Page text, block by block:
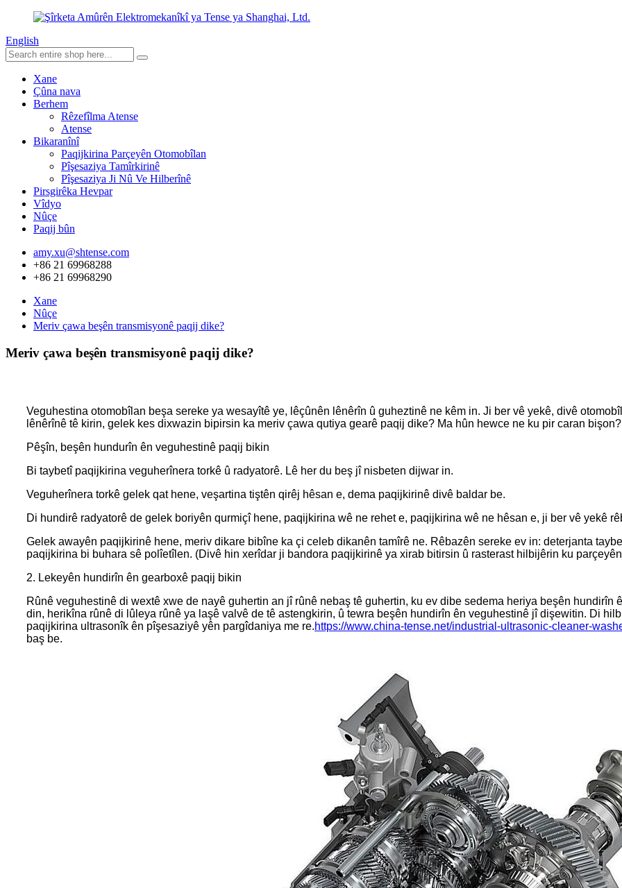
English
Xane
Çûna nava
Berhem
Rêzefîlma Atense
Atense
Bikaranînî
Paqijkirina Parçeyên Otomobîlan
Pîşesaziya Tamîrkirinê
Pîşesaziya Ji Nû Ve Hilberînê
Pirsgirêka Hevpar
Vîdyo
Nûçe
Paqij bûn
amy.xu@shtense.com
+86 21 69968288
+86 21 69968290
Xane
Nûçe
Meriv çawa beşên transmisyonê paqij dike?
Meriv çawa beşên transmisyonê paqij dike?
Veguhestina otomobîlan beşa sereke ya wesayîtê ye, lêçûnên lênêrîn û guheztinê ne kêm in. Ji ber vê yekê, divê
lênêrînê tê kirin, gelek kes dixwazin bipirsin ka meriv çawa qutiya gearê paqij dike? Ma hûn hewce ne ku pir caran
Pêşîn, beşên hundurîn ên veguhestinê paqij bikin
Bi taybetî paqijkirina veguherînera torkê û radyatorê. Lê her du beş jî nisbeten dijwar in.
Veguherînera torkê gelek qat hene, veşartina tiştên qirêj hêsan e, dema paqijkirinê divê baldar be.
Di hundirê radyatorê de gelek boriyên qurmiçî hene, paqijkirina wê ne rehet e, paqijkirina wê ne hêsan e, ji ber vê yekê
Gelek awayên paqijkirinê hene, meriv dikare bibîne ka çi celeb dikanên tamîrê ne. Rêbazên sereke ev in: deterjanta
paqijkirina bi buhara sê polîetîlen. (Divê hin xerîdar ji bandora paqijkirinê ya xirab bitirsin û rasterast hilbijêrin ku
2. Lekeyên hundirîn ên gearboxê paqij bikin
Rûnê veguhestinê di wextê xwe de nayê guhertin an jî rûnê nebaş tê guhertin, ku ev dibe sedema heriya beşên
din, herikîna rûnê di lûleya rûnê ya laşê valvê de tê astengkirin, û tewra beşên hundirîn ên veguhestinê jî dişewitin. Di
paqijkirina ultrasonîk ên pîşesaziyê yên pargîdaniya me re.https://www.china-tense.net/industrial-ultrasonic-cleaner-
baş be.